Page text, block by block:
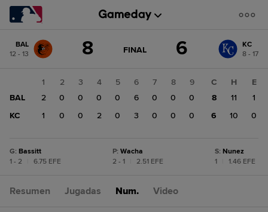
puntuación:
BAL
12 - 13
8 JUEGO
ACTUALIZADO:
FINAL 6
KC
8 - 17
1 2 3 4 5 6 7 8
9
BAL
2 0 0 0 0 6 0 0
0
KC
1 0 0 2 0 3 0 0 0
C H
E
8
11
1
6
10 0
G: Bassitt
1 - 2
6.75 EFE
P: Wacha
2 - 1
2.51 EFE
S: Nunez
1
1.46 EFE
Resumen Jugadas Num. Video